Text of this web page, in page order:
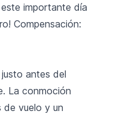
importante día
Compensación:
antes del
La conmoción
de vuelo y un